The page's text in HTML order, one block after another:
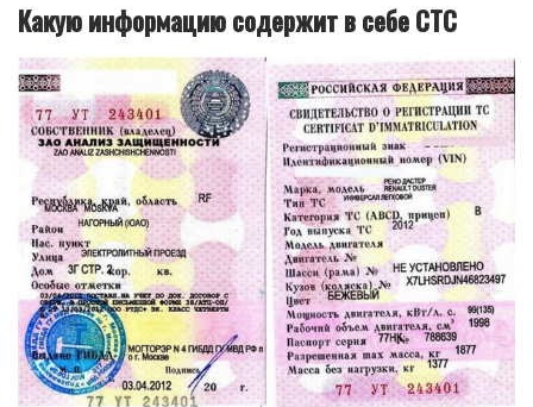
Какую информацию содержит в себе СТС